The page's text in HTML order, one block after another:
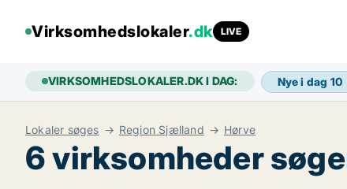
Virksomhedslokaler.dk LIVE
VIRKSOMHEDSLOKALER.DK I DAG: Nye i dag 10
Lokaler søges Region Sjælland Hørve
6 virksomheder